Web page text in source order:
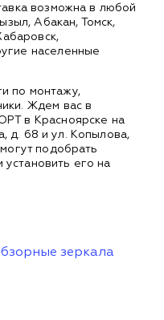
возможна в любой
Абакан, Томск,
населенные
по монтажу,
Ждем вас в
в Красноярске на
д. 68 и ул. Копылова,
подобрать
его на
зеркала